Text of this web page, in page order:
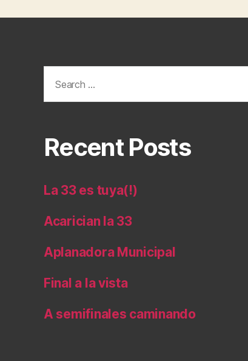
for:
Recent Posts
La 33 es tuya(!)
Acarician la 33
Aplanadora Municipal
Final a la vista
A semifinales caminando